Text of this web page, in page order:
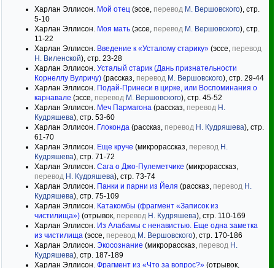
Харлан Эллисон. Мой отец (эссе, перевод М. Вершовского), стр.
5-10
Харлан Эллисон. Моя мать (эссе, перевод М. Вершовского), стр.
11-22
Харлан Эллисон. Введение к «Усталому старику» (эссе, перевод
Н. Виленской), стр. 23-28
Харлан Эллисон. Усталый старик (Дань признательности
Корнеллу Вулричу) (рассказ, перевод М. Вершовского), стр. 29-44
Харлан Эллисон. Подай-Принеси в цирке, или Воспоминания о
карнавале (эссе, перевод М. Вершовского), стр. 45-52
Харлан Эллисон. Меч Пармагона (рассказ, перевод Н.
Кудряшева), стр. 53-60
Харлан Эллисон. Глоконда (рассказ, перевод Н. Кудряшева), стр.
61-70
Харлан Эллисон. Еще круче (микрорассказ, перевод Н.
Кудряшева), стр. 71-72
Харлан Эллисон. Сага о Джо-Пулеметчике (микрорассказ,
перевод Н. Кудряшева), стр. 73-74
Харлан Эллисон. Панки и парни из Йеля (рассказ, перевод Н.
Кудряшева), стр. 75-109
Харлан Эллисон. Катакомбы (фрагмент «Записок из
чистилища») (отрывок, перевод Н. Кудряшева), стр. 110-169
Харлан Эллисон. Из Алабамы с ненавистью. Еще одна заметка
из чистилища (эссе, перевод М. Вершовского), стр. 170-186
Харлан Эллисон. Экосознание (микрорассказ, перевод Н.
Кудряшева), стр. 187-189
Харлан Эллисон. Фрагмент из «Что за вопрос?» (отрывок,